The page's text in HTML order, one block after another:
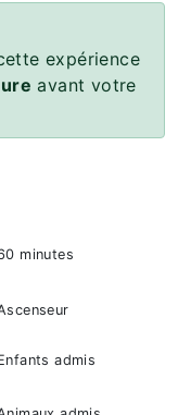
expérience
avant votre
minutes
admis